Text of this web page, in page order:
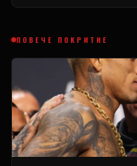
ПОВЕЧЕ ПОКРИТИЕ